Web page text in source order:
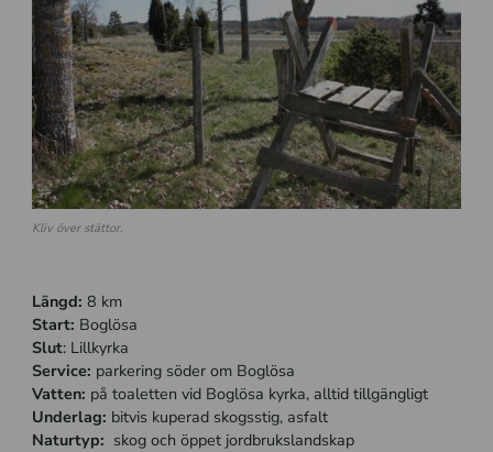
Kliv över stättor.
Längd: 8 km
Start: Boglösa
Slut: Lillkyrka
Service: parkering söder om Boglösa
Vatten: på toaletten vid Boglösa kyrka, alltid tillgängligt
Underlag: bitvis kuperad skogsstig, asfalt
Naturtyp: skog och öppet jordbrukslandskap